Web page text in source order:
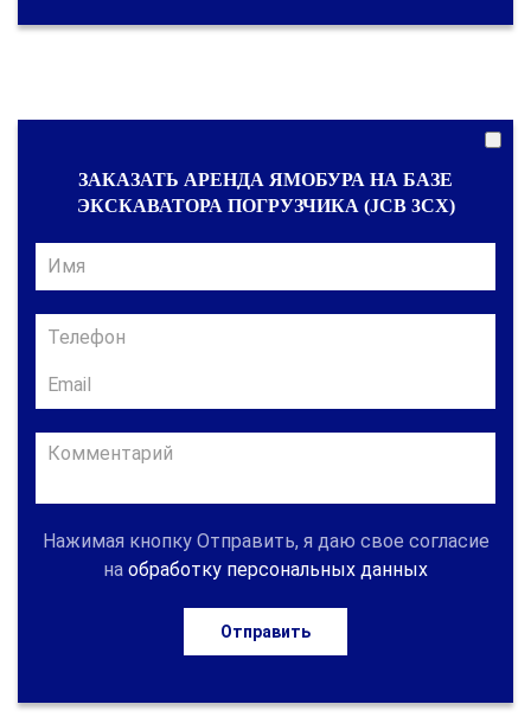
ЗАКАЗАТЬ АРЕНДА ЯМОБУРА НА БАЗЕ
ЭКСКАВАТОРА ПОГРУЗЧИКА (JCB 3CX)
Нажимая кнопку Отправить, я даю свое согласие
на обработку персональных данных
Отправить